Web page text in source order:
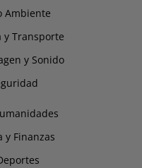
Ambiente
y Transporte
y Sonido
y Finanzas